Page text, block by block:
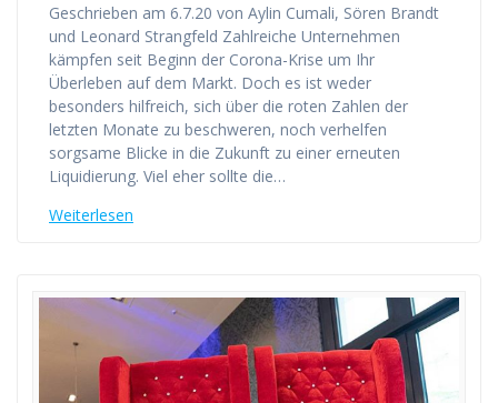
Geschrieben am 6.7.20 von Aylin Cumali, Sören Brandt
und Leonard Strangfeld Zahlreiche Unternehmen
kämpfen seit Beginn der Corona-Krise um Ihr
Überleben auf dem Markt. Doch es ist weder
besonders hilfreich, sich über die roten Zahlen der
letzten Monate zu beschweren, noch verhelfen
sorgsame Blicke in die Zukunft zu einer erneuten
Liquidierung. Viel eher sollte die…
Weiterlesen